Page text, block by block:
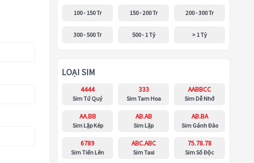
100 - 150 Tr 150 - 200 Tr 200 - 300 Tr
300 - 500 Tr 500 - 1 Tỷ > 1 Tỷ
LOẠI SIM
4444
Sim Tứ Quý
333
Sim Tam Hoa
AABBCC
Sim Dễ Nhớ
AA.BB
Sim Lặp Kép
AB.AB
Sim Lặp
AB.BA
Sim Gánh Đảo
6789
Sim Tiến Lên
ABC.ABC
Sim Taxi
75.78.78
Sim Số Độc